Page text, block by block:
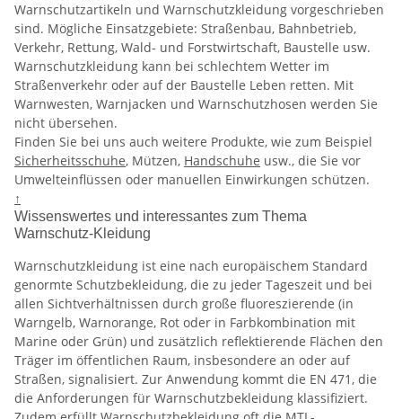
Warnschutzartikeln und Warnschutzkleidung vorgeschrieben
sind. Mögliche Einsatzgebiete: Straßenbau, Bahnbetrieb,
Verkehr, Rettung, Wald- und Forstwirtschaft, Baustelle usw.
Warnschutzkleidung kann bei schlechtem Wetter im
Straßenverkehr oder auf der Baustelle Leben retten. Mit
Warnwesten, Warnjacken und Warnschutzhosen werden Sie
nicht übersehen.
Finden Sie bei uns auch weitere Produkte, wie zum Beispiel
Sicherheitsschuhe, Mützen, Handschuhe usw., die Sie vor
Umwelteinflüssen oder manuellen Einwirkungen schützen.
↑
Wissenswertes und interessantes zum Thema
Warnschutz-Kleidung
Warnschutzkleidung ist eine nach europäischem Standard
genormte Schutzbekleidung, die zu jeder Tageszeit und bei
allen Sichtverhältnissen durch große fluoreszierende (in
Warngelb, Warnorange, Rot oder in Farbkombination mit
Marine oder Grün) und zusätzlich reflektierende Flächen den
Träger im öffentlichen Raum, insbesondere an oder auf
Straßen, signalisiert. Zur Anwendung kommt die EN 471, die
die Anforderungen für Warnschutzbekleidung klassifiziert.